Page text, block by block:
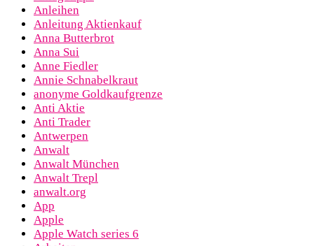
Anleihen
Anleitung Aktienkauf
Anna Butterbrot
Anna Sui
Anne Fiedler
Annie Schnabelkraut
anonyme Goldkaufgrenze
Anti Aktie
Anti Trader
Antwerpen
Anwalt
Anwalt München
Anwalt Trepl
anwalt.org
App
Apple
Apple Watch series 6